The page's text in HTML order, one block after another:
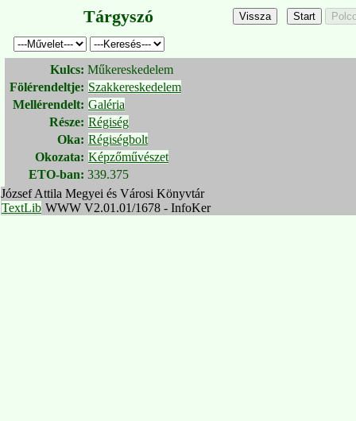
Tárgyszó
Kulcs: Műkereskedelem
Fölérendeltje: Szakkereskedelem
Mellérendelt: Galéria
Része: Régiség
Oka: Régiségbolt
Okozata: Képzőművészet
ETO-ban: 339.375
József Attila Megyei és Városi Könyvtár
TextLib WWW V2.01.01/1678 - InfoKer